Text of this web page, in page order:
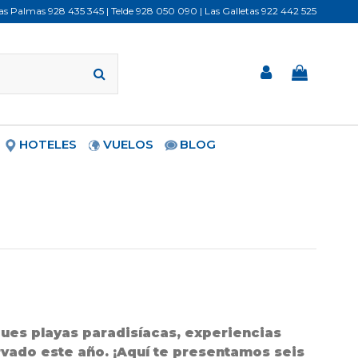
Palmas 928 435 345 | Telde 928 050 090 | Las Galletas 922 442 525
HOTELES VUELOS BLOG
playas paradisíacas, experiencias
este año. ¡Aquí te presentamos seis